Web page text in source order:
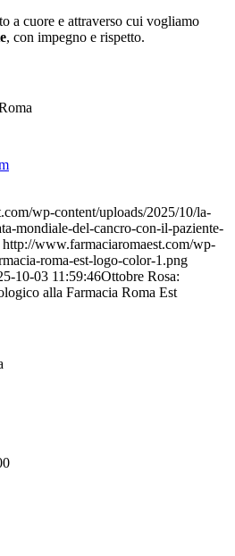
a cuore e attraverso cui vogliamo
, con impegno e rispetto.
wp-content/uploads/2025/10/la-
mondiale-del-cancro-con-il-paziente-
http://www.farmaciaromaest.com/wp-
roma-est-logo-color-1.png
10-03 11:59:46Ottobre Rosa:
alla Farmacia Roma Est